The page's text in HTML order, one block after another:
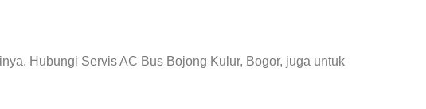
Hubungi Servis AC Bus Bojong Kulur, Bogor, juga untuk